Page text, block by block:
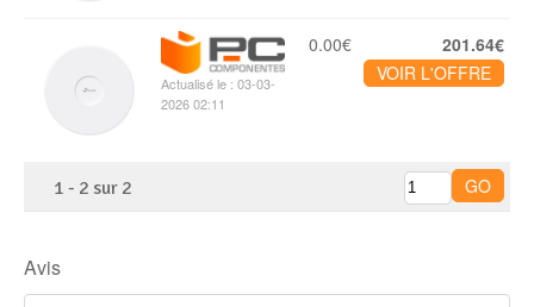
Actualisé le : 03-03-
2026 02:11
0.00€
201.64€
VOIR L'OFFRE
1 - 2 sur 2
Avis